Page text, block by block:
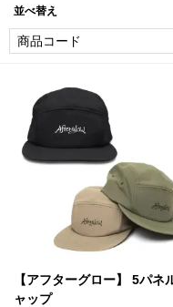
並べ替え
【アフターグロー】 5パネ
ャップ